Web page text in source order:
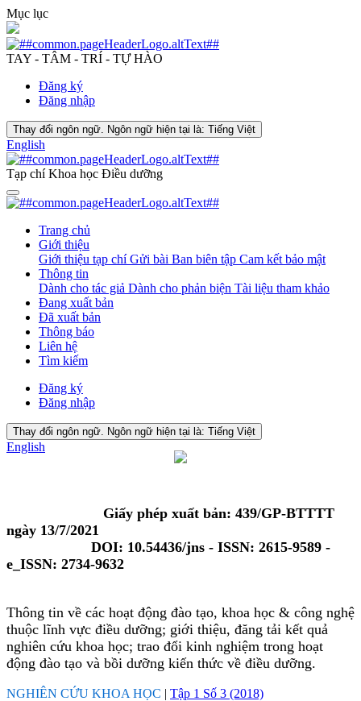
Mục lục
TAY - TÂM - TRÍ - TỰ HÀO
Đăng ký
Đăng nhập
Thay đổi ngôn ngữ. Ngôn ngữ hiện tại là: Tiếng Việt
English
Tạp chí Khoa học Điều dưỡng
Trang chủ
Giới thiệu
Giới thiệu tạp chíGửi bài Ban biên tập Cam kết bảo mật
Thông tin
Dành cho tác giả Dành cho phản biện Tài liệu tham khảo
Đang xuất bản
Đã xuất bản
Thông báo
Liên hệ
Tìm kiếm
Đăng ký
Đăng nhập
Thay đổi ngôn ngữ. Ngôn ngữ hiện tại là: Tiếng Việt
English
Giấy phép xuất bản: 439/GP-BTTTT
ngày 13/7/2021
DOI: 10.54436/jns - ISSN: 2615-9589 -
e_ISSN: 2734-9632
Thông tin về các hoạt động đào tạo, khoa học & công nghệ
thuộc lĩnh vực điều dưỡng; giới thiệu, đăng tải kết quả
nghiên cứu khoa học; trao đổi kinh nghiệm trong hoạt
động đào tạo và bồi dưỡng kiến thức về điều dưỡng.
NGHIÊN CỨU KHOA HỌC | Tập 1 Số 3 (2018)